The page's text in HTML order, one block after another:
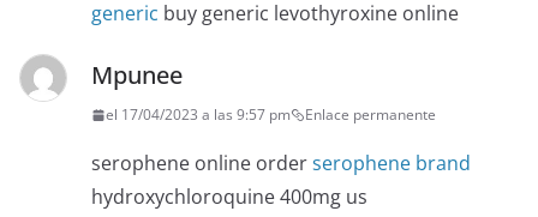
generic buy generic levothyroxine online
Mpunee
el 17/04/2023 a las 9:57 pm Enlace permanente
serophene online orderserophene brand
hydroxychloroquine 400mg us